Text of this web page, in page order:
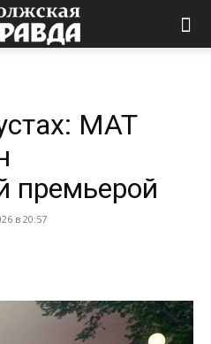
МАТ
премьерой
в 20:57